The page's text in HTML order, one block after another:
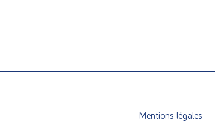
Mentions légales